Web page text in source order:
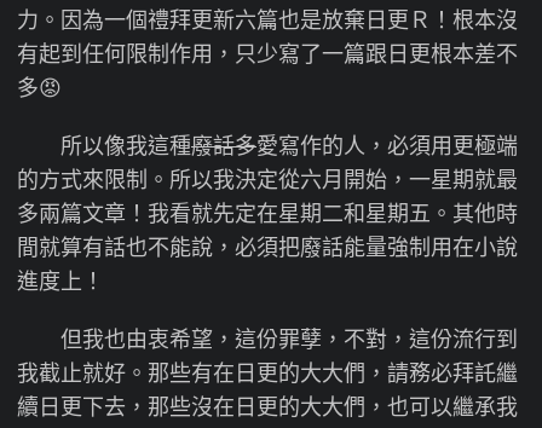
力。因為一個禮拜更新六篇也是放棄日更Ｒ！根本沒
有起到任何限制作用，只少寫了一篇跟日更根本差不
多😡
所以像我這種廢話多愛寫作的人，必須用更極端
的方式來限制。所以我決定從六月開始，一星期就最
多兩篇文章！我看就先定在星期二和星期五。其他時
間就算有話也不能說，必須把廢話能量強制用在小說
進度上！
但我也由衷希望，這份罪孽，不對，這份流行到
我截止就好。那些有在日更的大大們，請務必拜託繼
續日更下去，那些沒在日更的大大們，也可以繼承我